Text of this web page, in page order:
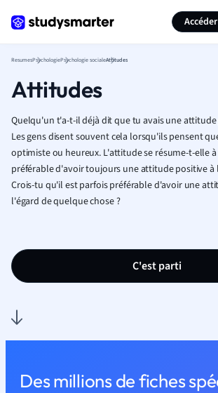
ResumesPsychologiePsychologie socialeAttitudes
Attitudes
Quelqu'un t'a-t-il déjà dit que tu avais une
Les gens disent souvent cela lorsqu'ils pensent
optimiste ou heureux. L'attitude se résume-t-elle à
préférable d'avoir toujours une attitude positive à
Crois-tu qu'il est parfois préférable d'avoir une
l'égard de quelque chose ?
C'est parti
Des millions de fiches